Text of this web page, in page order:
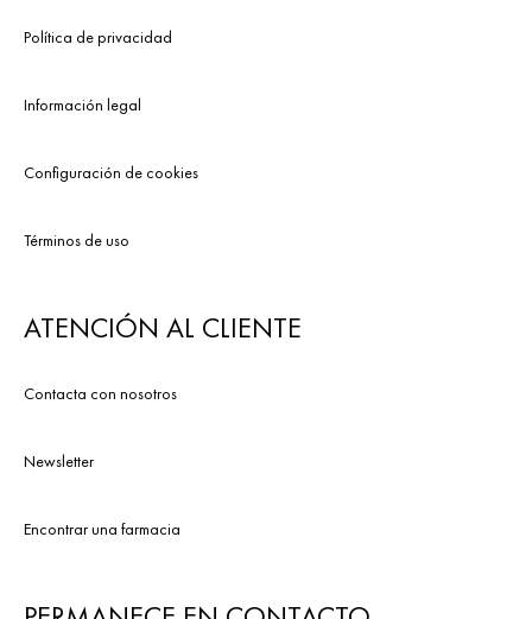
Política de privacidad
Información legal
Configuración de cookies
Términos de uso
ATENCIÓN AL CLIENTE
Contacta con nosotros
Newsletter
Encontrar una farmacia